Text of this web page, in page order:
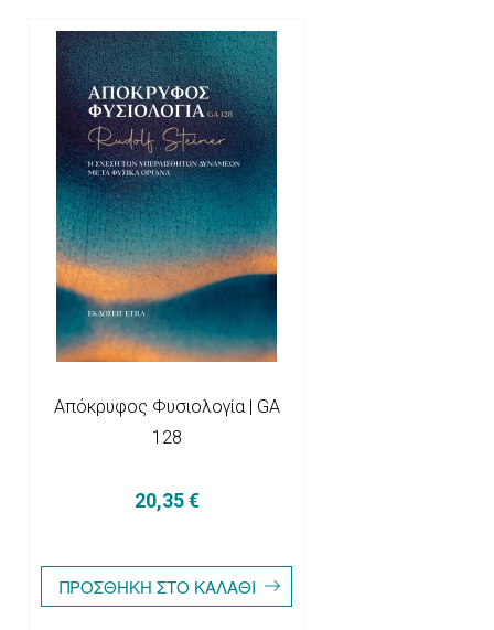
Απόκρυφος Φυσιολογία | GA
128
20,35 €